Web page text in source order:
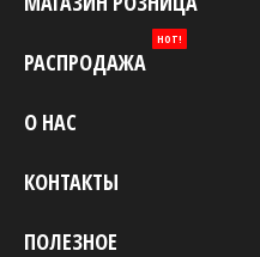
РАСПРОДАЖА
HOT!
О НАС
КОНТАКТЫ
ПОЛЕЗНОЕ